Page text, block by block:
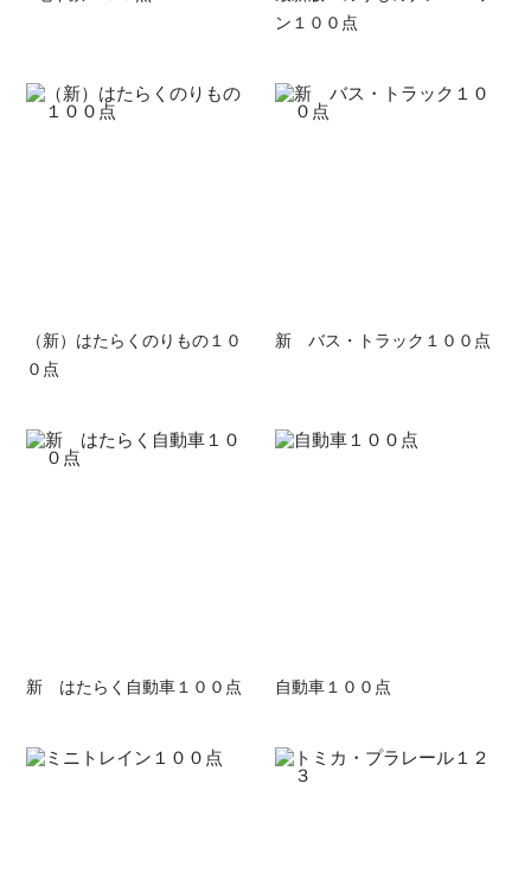
ン１００点
（新）はたらくのりもの１０
０点
新 バス・トラック１００点
新 はたらく自動車１００点 自動車１００点